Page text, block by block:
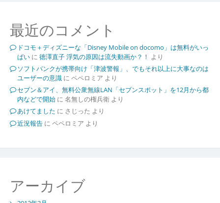
最近のコメント
ドコモ＋ディズニーな「Disney Mobile on docomo」は無料がいっ
ぱいに 徳澤直子 浮気の原因は流失動画か？！ より
ソフトバンクが携帯向け「津波警報」、でもそれ以上に大事なのは
ユーザーの意識に ペペロミア より
セブン＆アイ、無料公衆無線LAN「セブンスポット」を12月から都
内などで開始に 名無しの権兵衛より
あけてました に さじった より
近況報告に ペペロミア より
アーカイブ